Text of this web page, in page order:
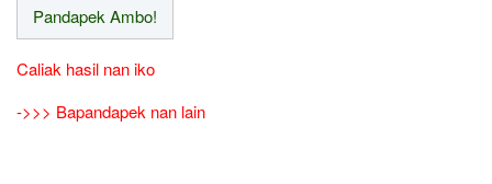
Caliak hasil nan iko
->>> Bapandapek nan lain